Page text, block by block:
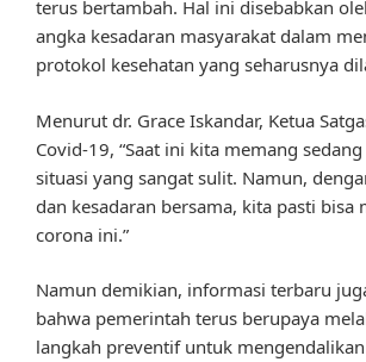
terus bertambah. Hal ini disebabkan
angka kesadaran masyarakat dalam
protokol kesehatan yang seharusnya
Menurut dr. Grace Iskandar, Ketua
Covid-19, “Saat ini kita memang
situasi yang sangat sulit. Namun,
dan kesadaran bersama, kita pasti bisa
corona ini.”
Namun demikian, informasi terbaru
bahwa pemerintah terus berupaya
langkah preventif untuk